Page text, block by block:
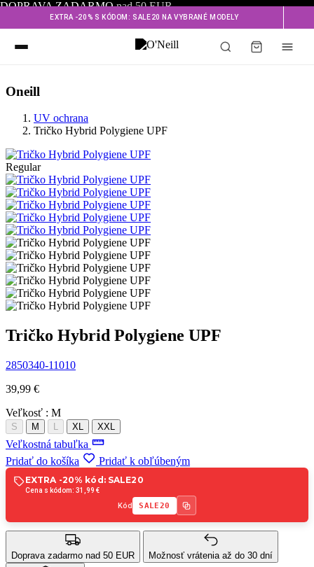
DOPRAVA ZADARMOnad 50 EUR
EXTRA -20% S KÓDOM: SALE20 NA VYBRANÉ MODELY
Oneill
UV ochrana
Tričko Hybrid Polygiene UPF
Regular
Tričko Hybrid Polygiene UPF
2850340-11010
39,99 €
Veľkosť : M
S M L XL XXL
Veľkostná tabuľka
Pridať do košíka
Pridať k obľúbeným
EXTRA -20% kód: SALE20
Cena s kódom: 31,99 €
Kód SALE20
Doprava zadarmo nad 50 EUR Možnosť vrátenia až do 30 dní